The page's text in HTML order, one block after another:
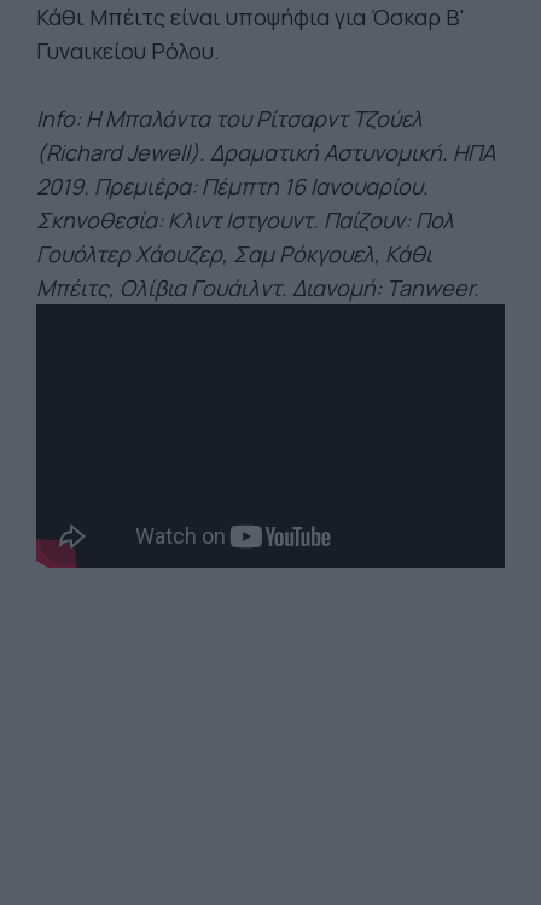
Κάθι Μπέιτς είναι υποψήφια για Όσκαρ Β'
Γυναικείου Ρόλου.
Info: Η Μπαλάντα του Ρίτσαρντ Τζούελ
(Richard Jewell). Δραματική Αστυνομική. ΗΠΑ
2019. Πρεμιέρα: Πέμπτη 16 Ιανουαρίου.
Σκηνοθεσία: Κλιντ Ιστγουντ. Παίζουν: Πολ
Γουόλτερ Χάουζερ, Σαμ Ρόκγουελ, Κάθι
Μπέιτς, Ολίβια Γουάιλντ. Διανομή: Tanweer.